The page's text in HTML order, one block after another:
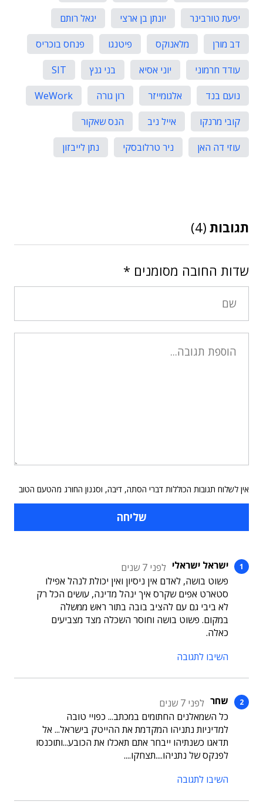
יפעת טורבינר
יונתן בן ארצי
יגאל רותם
דב מורן
מלאנוקס פיטנגו
פנחס בוכריס
עודד חרמוני
יוני אסיא בני גנץ
SIT
נועם בנד
אלגומייזר רון גורה
WeWork
קובי מרנקו
אייל ניב
הנס שאקור
עוזי דה האן
ניר טרלובסקי נתן לייבזון
תגובות (4)
שדות החובה מסומנים *
אין לשלוח תגובות הכוללות דברי הסתה, דיבה, וסגנון החורג מהטעם הטוב
ישראל ישראלי לפני 7 שנים
פשוט בושה, לאדם אין ניסיון ואין יכולת לנהל אפילו
סטארט אפים שקרס איך ינהל מדינה, עושים הכל רק
לא ביבי גם עם להציב בובה בתור ראש ממשלה
במקום. פשוט בושה וחוסר השכלה מצד מצביעים
כאלה.
השיבו לתגובה
שחר לפני 7 שנים
כל השמאלנים החתומים במכתב... כפויי טובה
למדיניות נתניהו המקדמת את ההייטק בישראל... אל
תדאגו כשנתיהו ייבחר אתם תאכלו את הכובע...ותוכנסו
לפנקס של נתניהו....תצחקו....
השיבו לתגובה